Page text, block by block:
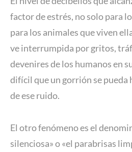
factor de estrés, no solo para
para los animales que viven
ve interrumpida por gritos,
devenires de los humanos en
difícil que un gorrión se pueda
de ese ruido.
El otro fenómeno es el
silenciosa» o «el parabrisas